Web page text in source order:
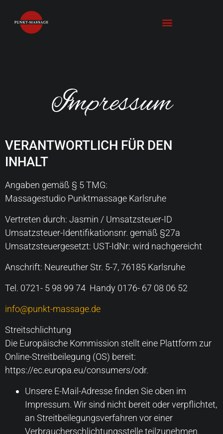
Impressum
VERANTWORTLICH FÜR DEN
INHALT
Angaben gemäß § 5 TMG:
Massagestudio Punktmassage Karlsruhe
Vertreten durch: Jasmin / Umsatzsteuer-ID
Umsatzsteuer-Identifikationsnr. gemäß §27a
Umsatzsteuergesetzt: UST-IdNr: wird nachgereicht
Anschrift: Neureuther Str. 5-7, 76185 Karlsruhe
Tel. 0721- 5 98 99 74 Handy 0176- 67 08 06 52
info@punkt-massage.de
Streitschlichtung
Die Europäische Kommission stellt eine Plattform zur
Online-Streitbeilegung (OS) bereit:
https://ec.europa.eu/consumers/odr.
Unsere E-Mail-Adresse finden Sie oben im
Impressum. Wir sind nicht bereit oder verpflichtet,
an Streitbeilegungsverfahren vor einer
Verbraucherschlichtungsstelle teilzunehmen.